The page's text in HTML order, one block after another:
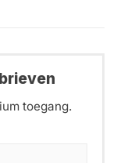
toegang.